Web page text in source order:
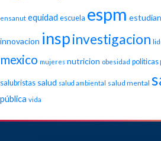
ensanut equidad escuela espm
innovacion inspinvestigacion
mexico mujeres nutricion obesidad politicas
salubristas salud salud ambiental salud mental
pública vida